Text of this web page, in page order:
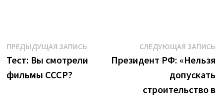
Навигация
по
записям
ПРЕДЫДУЩАЯ ЗАПИСЬПредыдущая
запись:
Тест: Вы смотрели
фильмы СССР?
СЛЕДУЮЩАЯ ЗАПИСЬ
Президент РФ: «Нельзя
допускать
строительство в